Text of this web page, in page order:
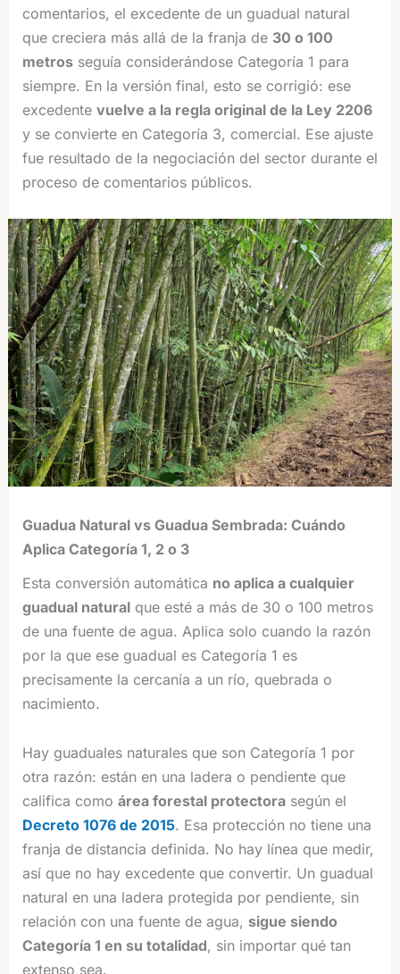
comentarios, el excedente de un guadual natural
que creciera más allá de la franja de 30 o 100
metros seguía considerándose Categoría 1 para
siempre. En la versión final, esto se corrigió: ese
excedente vuelve a la regla original de la Ley 2206
y se convierte en Categoría 3, comercial. Ese ajuste
fue resultado de la negociación del sector durante el
proceso de comentarios públicos.
Guadua Natural vs Guadua Sembrada: Cuándo
Aplica Categoría 1, 2 o 3
Esta conversión automática no aplica a cualquier
guadual natural que esté a más de 30 o 100 metros
de una fuente de agua. Aplica solo cuando la razón
por la que ese guadual es Categoría 1 es
precisamente la cercanía a un río, quebrada o
nacimiento.
Hay guaduales naturales que son Categoría 1 por
otra razón: están en una ladera o pendiente que
califica como área forestal protectora según el
Decreto 1076 de 2015. Esa protección no tiene una
franja de distancia definida. No hay línea que medir,
así que no hay excedente que convertir. Un guadual
natural en una ladera protegida por pendiente, sin
relación con una fuente de agua, sigue siendo
Categoría 1 en su totalidad, sin importar qué tan
extenso sea.